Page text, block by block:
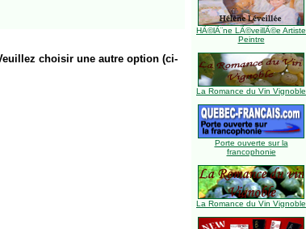
choisir une autre option (ci-
HÃ©lÃ¨ne LÃ©veillÃ©e Artiste
Peintre
La Romance du Vin Vignoble
Porte ouverte sur la
francophonie
La Romance du Vin Vignoble